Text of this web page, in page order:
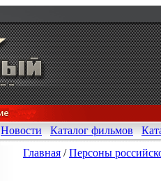
Новости Каталог фильмов
Главная /Персоны